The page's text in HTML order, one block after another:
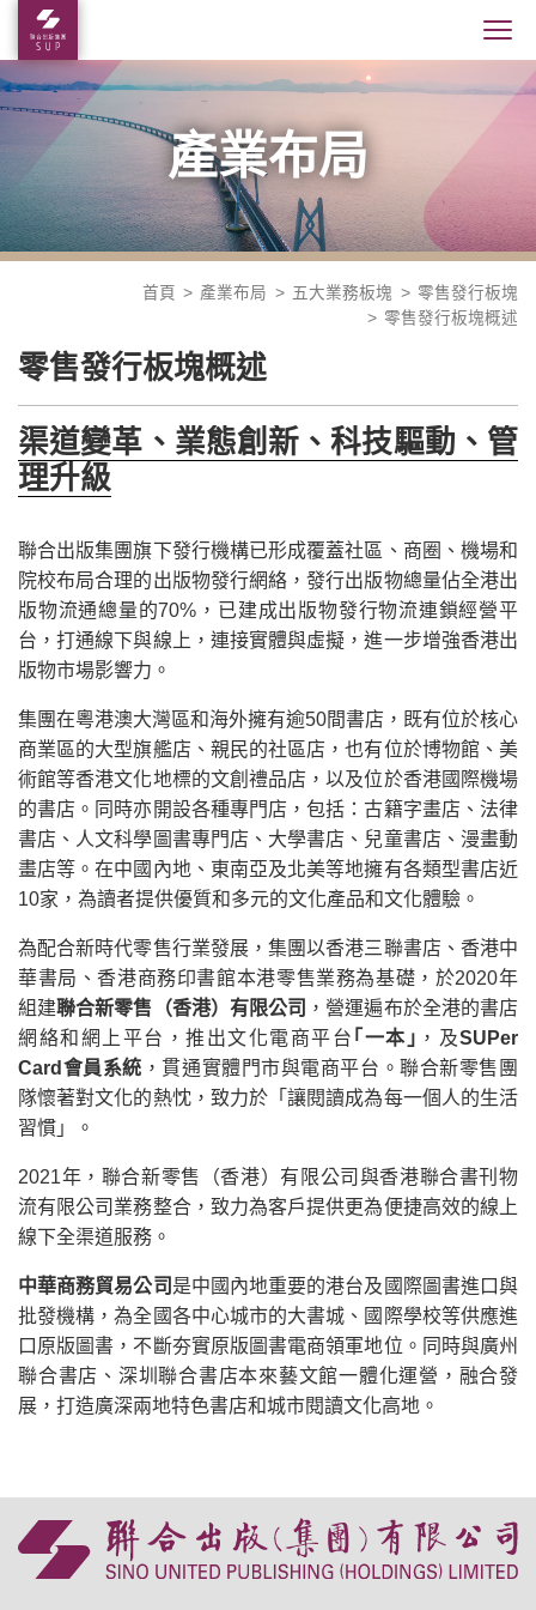
產業布局
首頁 產業布局 五大業務板塊
零售發行板塊
零售發行板塊概述
零售發行板塊概述
渠道變革、業態創新、科技驅動、管
理升級
聯合出版集團旗下發行機構已形成覆蓋社區、商圈、機場和
院校布局合理的出版物發行網絡，發行出版物總量佔全港出
版物流通總量的70%，已建成出版物發行物流連鎖經營平
台，打通線下與線上，連接實體與虛擬，進一步增強香港出
版物市場影響力。
集團在粵港澳大灣區和海外擁有逾50間書店，既有位於核心
商業區的大型旗艦店、親民的社區店，也有位於博物館、美
術館等香港文化地標的文創禮品店，以及位於香港國際機場
的書店。同時亦開設各種專門店，包括：古籍字畫店、法律
書店、人文科學圖書專門店、大學書店、兒童書店、漫畫動
畫店等。在中國內地、東南亞及北美等地擁有各類型書店近
10家，為讀者提供優質和多元的文化產品和文化體驗。
為配合新時代零售行業發展，集團以香港三聯書店、香港中
華書局、香港商務印書館本港零售業務為基礎，於2020年
組建聯合新零售（香港）有限公司 ，營運遍布於全港的書店
網絡和網上平台，推出文化電商平台 ｢一本｣ ，及SUPer
Card會員系統 ，貫通實體門市與電商平台。聯合新零售團
隊懷著對文化的熱忱，致力於「讓閱讀成為每一個人的生活
習慣」。
2021年，聯合新零售（香港）有限公司與香港聯合書刊物
流有限公司業務整合，致力為客戶提供更為便捷高效的線上
線下全渠道服務。
中華商務貿易公司 是中國內地重要的港台及國際圖書進口與
批發機構，為全國各中心城市的大書城、國際學校等供應進
口原版圖書，不斷夯實原版圖書電商領軍地位。同時與廣州
聯合書店、深圳聯合書店本來藝文館一體化運營，融合發
展，打造廣深兩地特色書店和城市閱讀文化高地。